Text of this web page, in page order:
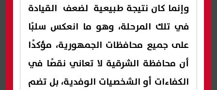
وإنما كان نتيجة طبيعية لضعف القيادة
في تلك المرحلة، وهو ما انعكس سلبًا
على جميع محافظات الجمهورية، مؤكدًا
أن محافظة الشرقية لا تعاني نقصًا في
الكفاءات أو الشخصيات الوفدية، بل تضم